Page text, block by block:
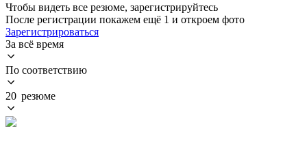
Чтобы видеть все резюме, зарегистрируйтесь
После регистрации покажем ещё 1 и откроем фото
Зарегистрироваться
За всё время
По соответствию
20 резюме